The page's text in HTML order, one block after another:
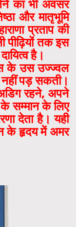
का भी अवसर
और मातृभूमि
प्रताप की
पीढ़ियों तक इस
है।
के उस उज्ज्वल
पड़ सकती।
रहने, अपने
के सम्मान के लिए
देता है। यही
के हृदय में अमर